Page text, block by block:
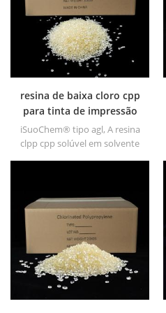
resina de baixa cloro cpp
para tinta de impressão
iSuoChem® tipo agl, A resina
clpp cpp solúvel em solvente
substratos poliolefínicos. tem
excelente adesão a pp, pe,
epdm &; ; tpo materiais.